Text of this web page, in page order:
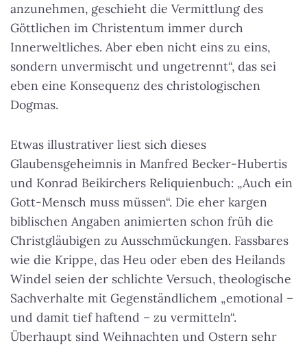
anzunehmen, geschieht die Vermittlung des
Göttlichen im Christentum immer durch
Innerweltliches. Aber eben nicht eins zu eins,
sondern unvermischt und ungetrennt“, das sei
eben eine Konsequenz des christologischen
Dogmas.
Etwas illustrativer liest sich dieses
Glaubensgeheimnis in Manfred Becker-Hubertis
und Konrad Beikirchers Reliquienbuch: „Auch ein
Gott-Mensch muss müssen“. Die eher kargen
biblischen Angaben animierten schon früh die
Christgläubigen zu Ausschmückungen. Fassbares
wie die Krippe, das Heu oder eben des Heilands
Windel seien der schlichte Versuch, theologische
Sachverhalte mit Gegenständlichem „emotional –
und damit tief haftend – zu vermitteln“.
Überhaupt sind Weihnachten und Ostern sehr